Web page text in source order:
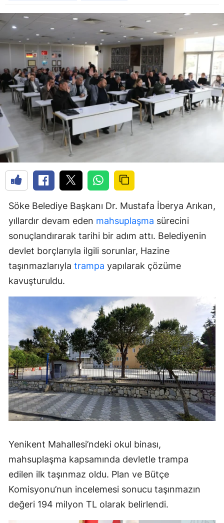
Söke Belediye Başkanı Dr. Mustafa İberya Arıkan,
yıllardır devam eden mahsuplaşma sürecini
sonuçlandırarak tarihi bir adım attı. Belediyenin
devlet borçlarıyla ilgili sorunlar, Hazine
taşınmazlarıyla trampa yapılarak çözüme
kavuşturuldu.
Yenikent Mahallesi’ndeki okul binası,
mahsuplaşma kapsamında devletle trampa
edilen ilk taşınmaz oldu. Plan ve Bütçe
Komisyonu’nun incelemesi sonucu taşınmazın
değeri 194 milyon TL olarak belirlendi.